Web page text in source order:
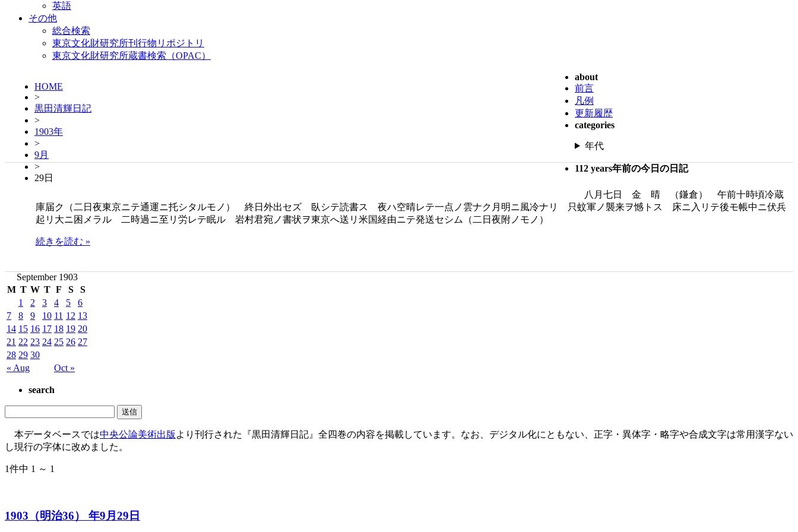
英語
その他
総合検索
東京文化財研究所刊行物リポジトリ
東京文化財研究所蔵書検索（OPAC）
HOME
>
黒田清輝日記
>
1903年
>
9月
>
29日
about
前言
凡例
更新履歴
categories
年代
112 years年前の今日の日記
八月七日 金 晴 （鎌倉） 午前十時頃冷蔵
庫届ク（二日夜東京ニテ通運ニ托シタルモノ） 終日外出セズ 臥シテ読書ス 夜ハ空晴レテ一点ノ雲ナク月明ニ風冷ナリ 只蚊軍ノ襲来ヲ憾トス 床ニ入リテ後モ帳中ニ伏兵
起リ大ニ困メラル 二時過ニ至リ労レテ眠ル 岩村君宛ノ書状ヲ東京へ送リ米国経由ニテ発送セシム（二日夜附ノモノ）
続きを読む »
September 1903
M T W T F S S
« Aug Oct »
1 2 3 4 5
6
7
8 9 10 11 12 13
14 15 16 17 18 19 20
21 22 23 24 25 26 27
28 29 30
search
本データベースでは中央公論美術出版 より刊行された『黒田清輝日記』全四巻の内容を掲載しています。なお、デジタル化にともない、正字・異体字・略字や合成文字は常用漢字ない
し現行の字体に改めました。
1件中 1 ～ 1
1903（明治36） 年9月29日